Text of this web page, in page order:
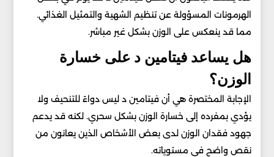
الهرمونات المسؤولة عن تنظيم الشهية والتمثيل الغذائي.
مما قد ينعكس على الوزن بشكل غير مباشر.
هل يساعد فيتامين د على خسارة
الوزن؟
الإجابة المختصرة هي أن فيتامين د ليس دواءً للتنحيف ولا
يؤدي بمفرده إلى خسارة الوزن بشكل سحري. لكنه قد يدعم
جهود فقدان الوزن لدى بعض الأشخاص الذين يعانون من
نقص واضح في مستوياته.